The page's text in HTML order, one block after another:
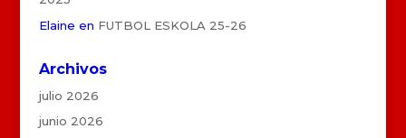
Elaine en FUTBOL ESKOLA 25-26
Archivos
julio 2026
junio 2026